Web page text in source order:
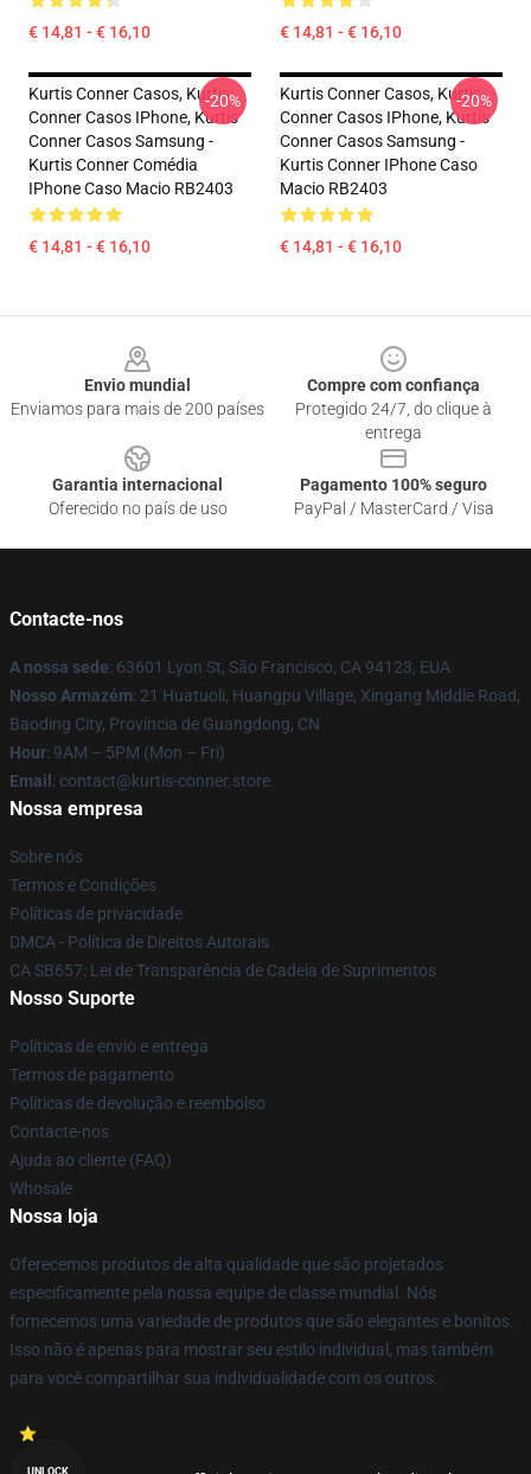
€ 14,81 - € 16,10 € 14,81 - € 16,10
Kurtis Conner Casos, Kurtis
Conner Casos IPhone, Kurtis
Conner Casos Samsung -
Kurtis Conner Comédia
IPhone Caso Macio RB2403
€ 14,81 - € 16,10
-20%
Kurtis Conner Casos, Kurtis
Conner Casos IPhone, Kurtis
Conner Casos Samsung -
Kurtis Conner IPhone Caso
Macio RB2403
€ 14,81 - € 16,10
-20%
Envio mundial
Enviamos para mais de 200 países
Compre com confiança
Protegido 24/7, do clique à
entrega
Garantia internacional
Oferecido no país de uso
Pagamento 100% seguro
PayPal / MasterCard / Visa
Contacte-nos
A nossa sede: 63601 Lyon St, São Francisco, CA 94123, EUA
Nosso Armazém: 21 Huatuoli, Huangpu Village, Xingang Middle Road,
Baoding City, Província de Guangdong, CN
Hour: 9AM – 5PM (Mon – Fri)
Email : contact@kurtis-conner.store
Nossa empresa
Sobre nós
Termos e Condições
Políticas de privacidade
DMCA - Política de Direitos Autorais
CA SB657: Lei de Transparência de Cadeia de Suprimentos
Nosso Suporte
Políticas de envio e entrega
Termos de pagamento
Políticas de devolução e reembolso
Contacte-nos
Ajuda ao cliente (FAQ)
Whosale
Nossa loja
Oferecemos produtos de alta qualidade que são projetados
especificamente pela nossa equipe de classe mundial. Nós
fornecemos uma variedade de produtos que são elegantes e bonitos.
Isso não é apenas para mostrar seu estilo individual, mas também
para você compartilhar sua individualidade com os outros.
UNLOCK